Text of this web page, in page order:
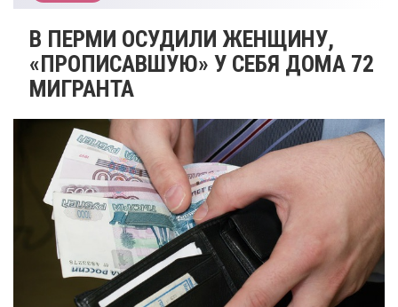
В ПЕРМИ ОСУДИЛИ ЖЕНЩИНУ,
«ПРОПИСАВШУЮ» У СЕБЯ ДОМА 72
МИГРАНТА